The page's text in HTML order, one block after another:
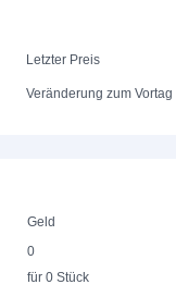
Letzter Preis
Veränderung zum Vortag
Geld
0
für 0 Stück